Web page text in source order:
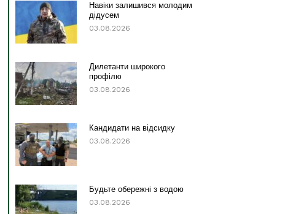
Навіки залишився молодим
дідусем
03.08.2026
Дилетанти широкого
профілю
03.08.2026
Кандидати на відсидку
03.08.2026
Будьте обережні з водою
03.08.2026